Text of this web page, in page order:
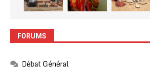
FORUMS
Débat Général